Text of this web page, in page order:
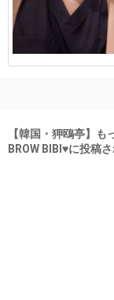
【韓国・狎鴎亭】
BROW BIBI♥に投稿